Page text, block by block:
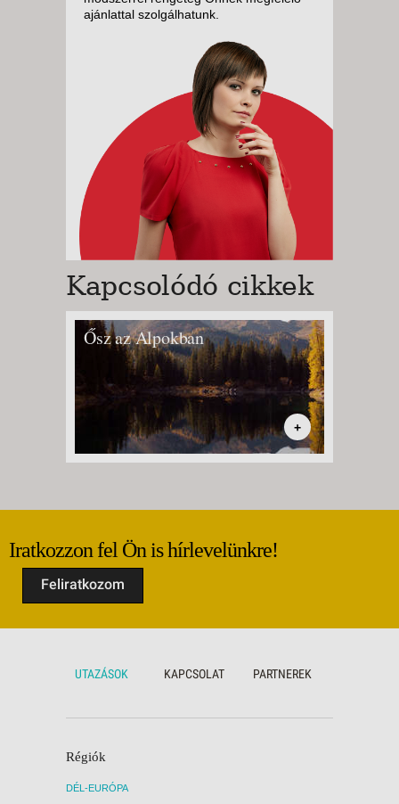
ajánlattal szolgálhatunk.
Kapcsolódó cikkek
Ősz az Alpokban
+
Iratkozzon fel Ön is hírlevelünkre!
Feliratkozom
UTAZÁSOK KAPCSOLAT PARTNEREK
Régiók
DÉL-EURÓPA